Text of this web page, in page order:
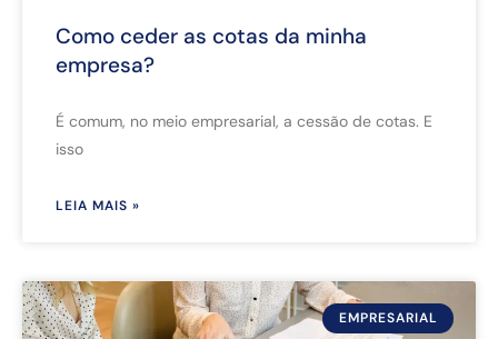
Como ceder as cotas da minha
empresa?
É comum, no meio empresarial, a cessão de cotas. E
isso
LEIA MAIS »
EMPRESARIAL